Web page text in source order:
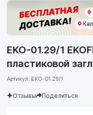
EKO-01.29/1
пластиковой
Артикул: EKO-01.29/1
Отзывы Поделиться